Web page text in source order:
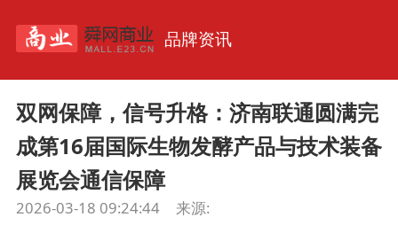
品牌资讯
双网保障，信号升格：济南联通圆满完
成第16届国际生物发酵产品与技术装备
展览会通信保障
2026-03-18 09:24:44 来源: